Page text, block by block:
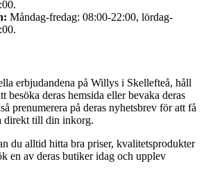
Måndag-fredag: 08:00-22:00, lördag-
erbjudandena på Willys i Skellefteå, håll
besöka deras hemsida eller bevaka deras
prenumerera på deras nyhetsbrev för att få
direkt till din inkorg.
du alltid hitta bra priser, kvalitetsprodukter
en av deras butiker idag och upplev